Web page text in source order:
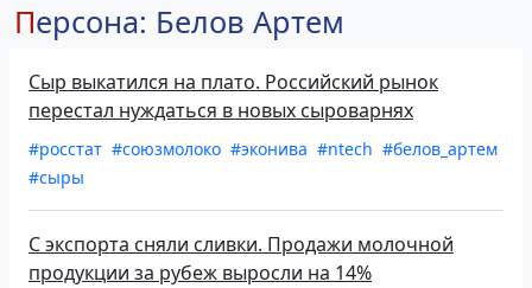
Персона: Белов Артем
Сыр выкатился на плато. Российский рынок
перестал нуждаться в новых сыроварнях
#росстат #союзмолоко #эконива #ntech #белов_артем
#сыры
С экспорта сняли сливки. Продажи молочной
продукции за рубеж выросли на 14%